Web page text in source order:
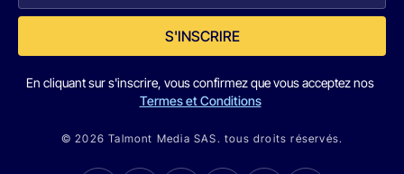
S'INSCRIRE
En cliquant sur s'inscrire, vous confirmez que vous acceptez nos
Termes et Conditions
© 2026 Talmont Media SAS. tous droits réservés.